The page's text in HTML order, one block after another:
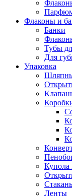
Флаконы и
Банки
Тубы
Для
Упаковка
Купола
Ленты